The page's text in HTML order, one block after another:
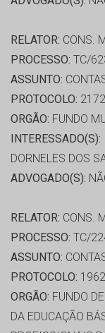
RELATOR: CONS.
PROCESSO: TC/
ASSUNTO:
PROTOCOLO:
ORGÃO: FUNDO
INTERESSADO(S):
DORNELES DOS
ADVOGADO(S):
RELATOR: CONS.
PROCESSO: TC/
ASSUNTO:
PROTOCOLO:
ORGÃO: FUNDO
DA EDUCAÇÃO